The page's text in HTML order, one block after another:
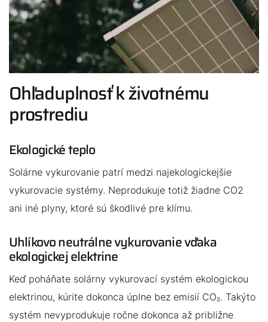
Ohľaduplnosť k životnému
prostrediu
Ekologické teplo
Solárne vykurovanie patrí medzi najekologickejšie
vykurovacie systémy. Neprodukuje totiž žiadne CO2
ani iné plyny, ktoré sú škodlivé pre klímu.
Uhlíkovo neutrálne vykurovanie vďaka
ekologickej elektrine
Keď poháňate solárny vykurovací systém ekologickou
elektrinou, kúrite dokonca úplne bez emisií CO₂. Takýto
systém nevyprodukuje ročne dokonca až približne